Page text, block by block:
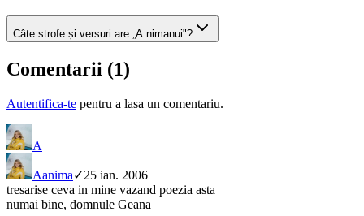
Câte strofe și versuri are „A nimanui"?
Comentarii (1)
Autentifica-te pentru a lasa un comentariu.
A
Aanima✓25 ian. 2006
tresarise ceva in mine vazand poezia asta
numai bine, domnule Geana